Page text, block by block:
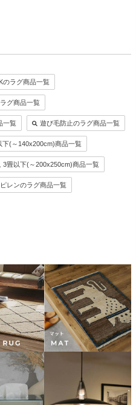
のラグ商品一覧
グ商品一覧
一覧 遊び毛防止のラグ商品一覧
下(～140x200cm)商品一覧
3畳以下(～200x250cm)商品一覧
レンのラグ商品一覧